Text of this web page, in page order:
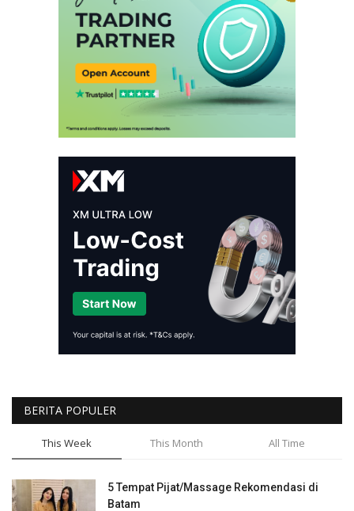
BERITA POPULER
This Week This Month All Time
5 Tempat Pijat/Massage Rekomendasi di
Batam